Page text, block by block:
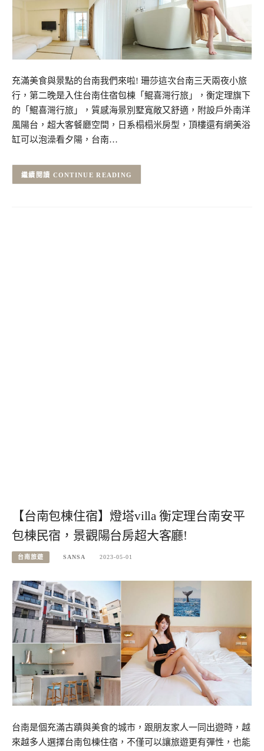
充滿美食與景點的台南我們來啦! 珊莎這次台南三天兩夜小旅
行，第二晚是入住台南住宿包棟「鯤喜灣行旅」，衡定理旗下
的「鯤喜灣行旅」，質感海景別墅寬敞又舒適，附設戶外南洋
風陽台，超大客餐廳空間，日系榻榻米房型，頂樓還有網美浴
缸可以泡澡看夕陽，台南…
CONTINUE READING
【台南包棟住宿】燈塔villa 衡定理台南安平
包棟民宿，景觀陽台房超大客廳!
台南旅遊 SANSA 2023-05-01
台南是個充滿古蹟與美食的城市，跟朋友家人一同出遊時，越
來越多人選擇台南包棟住宿，不僅可以讓旅遊更有彈性，也能